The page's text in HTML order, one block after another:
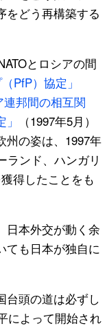
をどう再構築する
とロシアの間
PfP）協定」
連邦間の相互関
（1997年5月）
州の姿は、1997年
ランド、ハンガリ
得したことをも
日本外交が動く余
ても日本が独自に
台頭の道は必ずし
によって開始され